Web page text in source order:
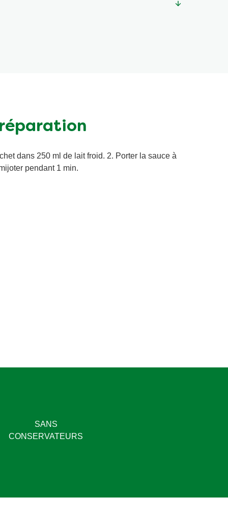
dans 250 ml de lait froid. 2. Porter la sauce à
pendant 1 min.
SANS
CONSERVATEURS